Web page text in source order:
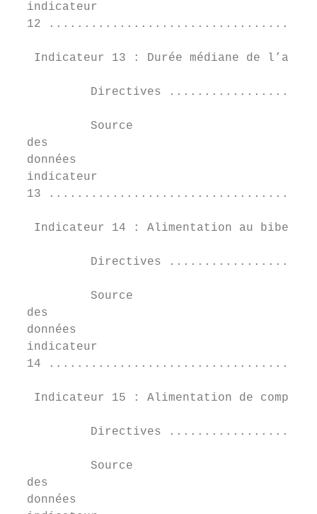
indicateur
12
Indicateur 13 : Durée médiane de
Directives
           Source
des
données
indicateur
13
Indicateur 14 : Alimentation au
Directives
           Source
des
données
indicateur
14
Indicateur 15 : Alimentation de
Directives
           Source
des
données